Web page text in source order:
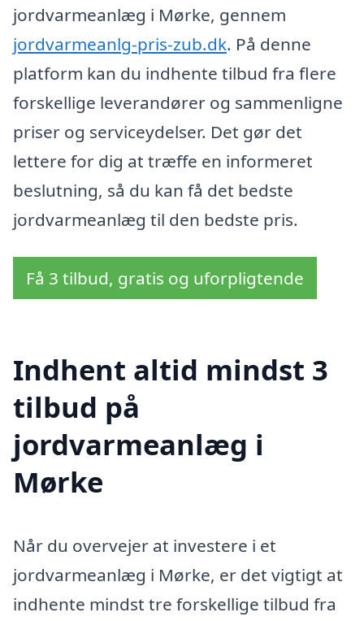
jordvarmeanlæg i Mørke, gennem
jordvarmeanlg-pris-zub.dk. På denne
platform kan du indhente tilbud fra flere
forskellige leverandører og sammenligne
priser og serviceydelser. Det gør det
lettere for dig at træffe en informeret
beslutning, så du kan få det bedste
jordvarmeanlæg til den bedste pris.
Få 3 tilbud, gratis og uforpligtende
Indhent altid mindst 3
tilbud på
jordvarmeanlæg i
Mørke
Når du overvejer at investere i et
jordvarmeanlæg i Mørke, er det vigtigt at
indhente mindst tre forskellige tilbud fra